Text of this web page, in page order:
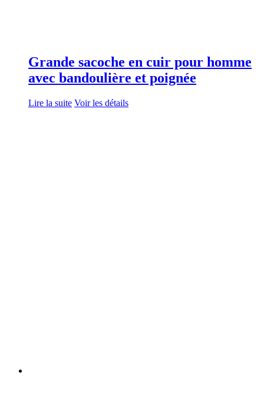
Grande sacoche en cuir pour homme
avec bandoulière et poignée
Lire la suite Voir les détails